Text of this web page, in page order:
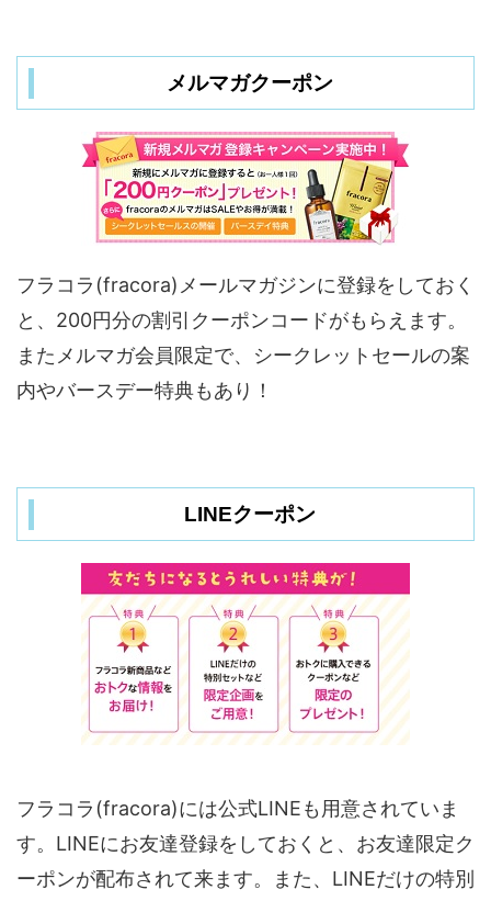
メルマガクーポン
フラコラ(fracora)メールマガジンに登録をしておく
と、200円分の割引クーポンコードがもらえます。
またメルマガ会員限定で、シークレットセールの案
内やバースデー特典もあり！
LINEクーポン
フラコラ(fracora)には公式LINEも用意されていま
す。LINEにお友達登録をしておくと、お友達限定ク
ーポンが配布されて来ます。また、LINEだけの特別